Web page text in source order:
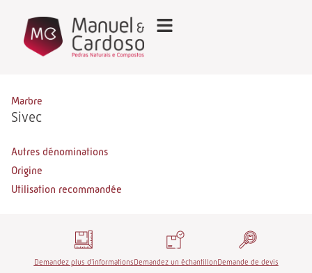
Marbre
Sivec
Autres dénominations
Origine
Utilisation recommandée
Demandez plus d'informationsDemandez un échantillonDemande de devis